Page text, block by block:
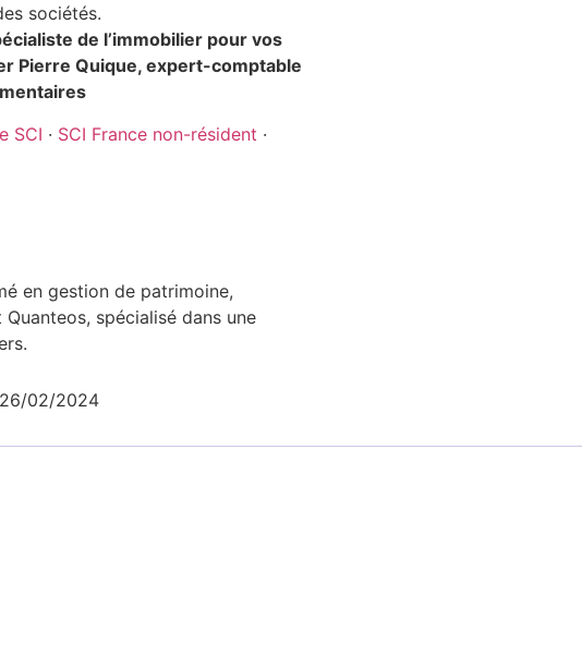
sociétés.
de l’immobilier pour vos
Pierre Quique, expert-comptable
SCI · SCI France non-résident ·
en gestion de patrimoine,
spécialisé dans une
02/2024